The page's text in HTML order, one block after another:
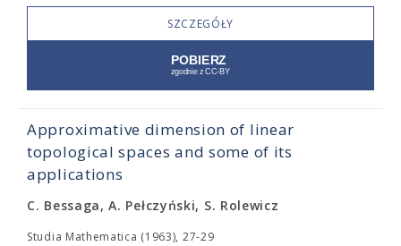
SZCZEGÓŁY
Approximative dimension of linear
topological spaces and some of its
applications
C. Bessaga, A. Pełczyński, S. Rolewicz
Studia Mathematica (1963), 27-29